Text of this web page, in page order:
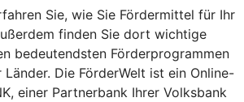
Sie, wie Sie Fördermittel für Ihr
finden Sie dort wichtige
bedeutendsten Förderprogrammen
Die FörderWelt ist ein Online-
einer Partnerbank Ihrer Volksbank